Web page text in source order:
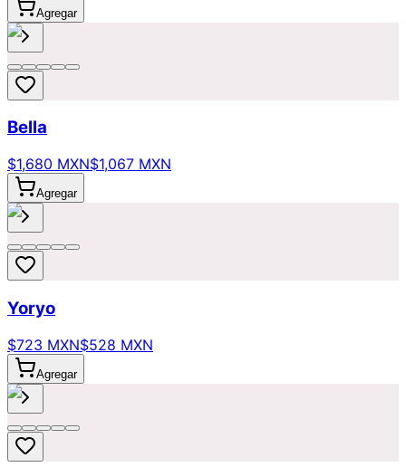
Agregar
Bella
$1,680 MXN$1,067 MXN
Agregar
Yoryo
$723 MXN$528 MXN
Agregar